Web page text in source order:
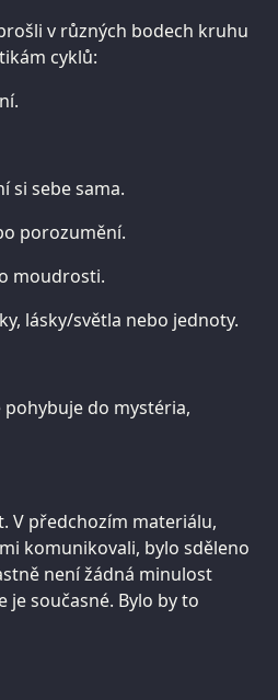
v různých bodech kruhu
cyklů:
si sebe sama.
porozumění.
moudrosti.
lásky/světla nebo jednoty.
pohybuje do mystéria,
V předchozím materiálu,
komunikovali, bylo sděleno
není žádná minulost
současné. Bylo by to